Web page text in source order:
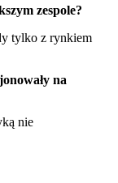
zespole?
tylko z rynkiem
na
nie